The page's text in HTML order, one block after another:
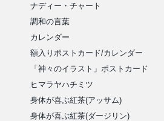
ナディー・チャート
調和の言葉
カレンダー
額入りポストカード/カレンダー
「神々のイラスト」ポストカード
ヒマラヤハチミツ
身体が喜ぶ紅茶(アッサム)
身体が喜ぶ紅茶(ダージリン)